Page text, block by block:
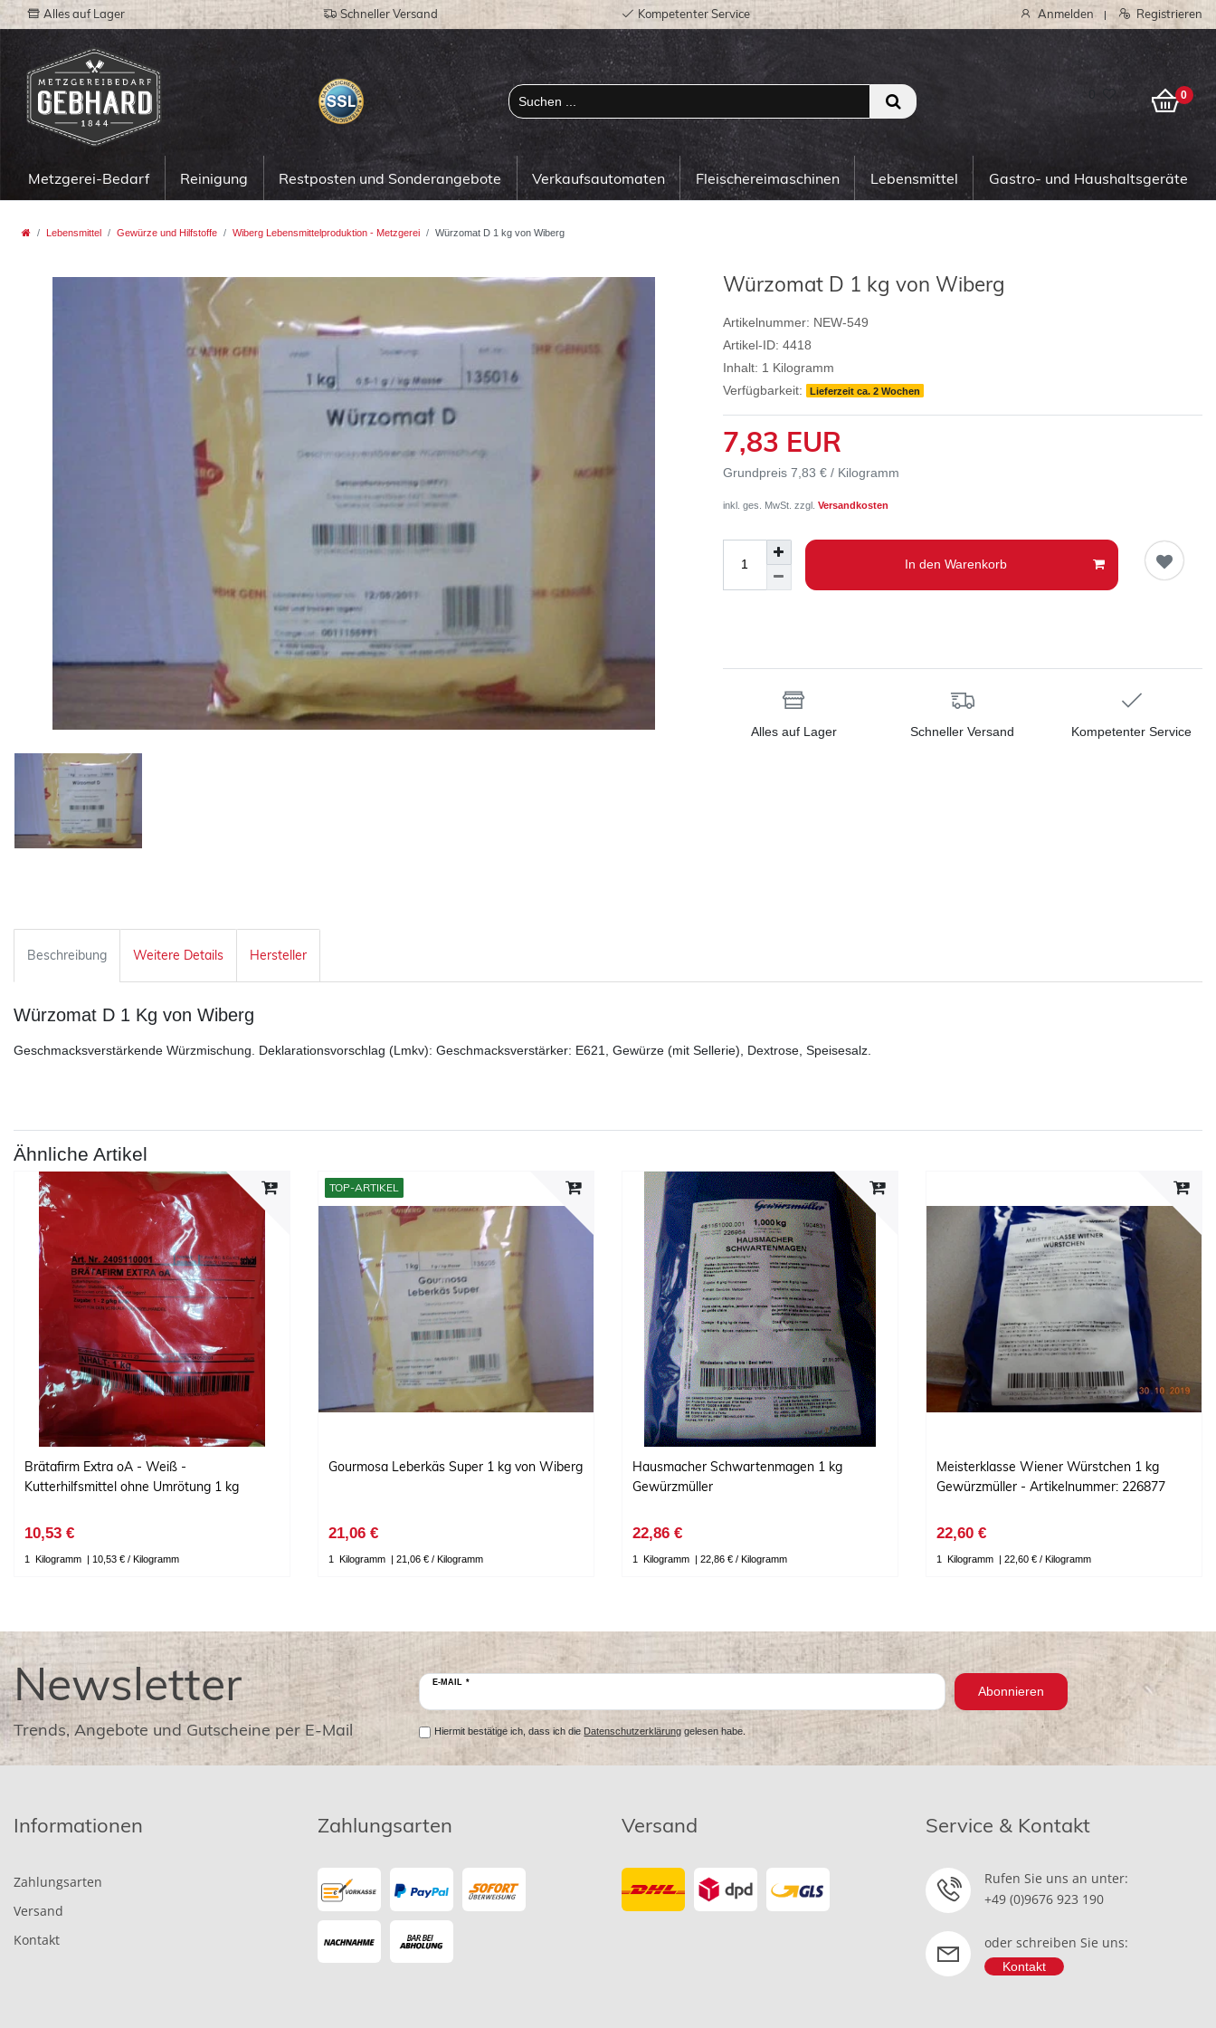
Alles auf Lager Schneller Versand Kompetenter Service Anmelden | Registrieren
0
0
Metzgerei-Bedarf Reinigung Restposten und Sonderangebote Verkaufsautomaten Fleischereimaschinen Lebensmittel Gastro- und Haushaltsgeräte
Lebensmittel Gewürze und Hilfstoffe Wiberg Lebensmittelproduktion - Metzgerei Würzomat D 1 kg von Wiberg
Würzomat D 1 kg von Wiberg
Artikelnummer: NEW-549
Artikel-ID: 4418
Inhalt: 1 Kilogramm
Verfügbarkeit:
Lieferzeit ca. 2 Wochen
7,83 EUR
Grundpreis 7,83 € / Kilogramm
inkl. ges. MwSt. zzgl. Versandkosten
In den Warenkorb
Alles auf Lager Schneller Versand Kompetenter Service
Beschreibung Weitere Details Hersteller
Würzomat D 1 Kg von Wiberg
Geschmacksverstärkende Würzmischung. Deklarationsvorschlag (Lmkv): Geschmacksverstärker: E621, Gewürze (mit Sellerie), Dextrose, Speisesalz.
Ähnliche Artikel
Brätafirm Extra oA - Weiß -
Kutterhilfsmittel ohne Umrötung 1 kg
10,53 €
1 Kilogramm | 10,53 € / Kilogramm
TOP-ARTIKEL
Gourmosa Leberkäs Super 1 kg von Wiberg
21,06 €
1 Kilogramm | 21,06 € / Kilogramm
Hausmacher Schwartenmagen 1 kg
Gewürzmüller
22,86 €
1 Kilogramm | 22,86 € / Kilogramm
Meisterklasse Wiener Würstchen 1 kg
Gewürzmüller - Artikelnummer: 226877
22,60 €
1 Kilogramm | 22,60 € / Kilogramm
Newsletter
Trends, Angebote und Gutscheine per E-Mail
E-MAIL *
Abonnieren
Hiermit bestätige ich, dass ich die Datenschutzerklärunggelesen habe.
Informationen
Zahlungsarten
Versand
Kontakt
Zahlungsarten Versand Service & Kontakt
Rufen Sie uns an unter:
+49 (0)9676 923 190
oder schreiben Sie uns:
Kontakt